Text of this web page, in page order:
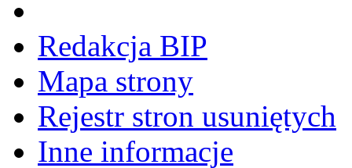
Redakcja BIP
Mapa strony
Rejestr stron usuniętych
Inne informacje